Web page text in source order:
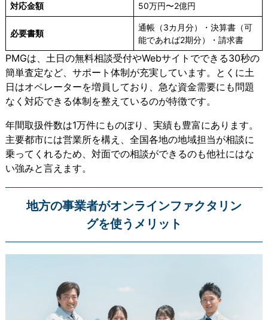
対応金額 50万円〜2億円
必要書類
通帳（3カ月分）・決算書（可
能であれば2期分）・請求書
PMGは、土日の無料相談受付やWebサイトでできる30秒の
簡単査定など、サポート体制が充実しています。とくに土
日はオペレーターを増員しており、急な資金需要にも問題
なく対応できる体制を整えているのが特徴です。
年間取扱件数は1万件にものぼり、実績も豊富にあります。
主要都市には営業所を構え、全国各地の地域担当が相談に
乗ってくれるため、対面での相談ができるのも他社にはな
い強みと言えます。
地方の事業者がオンラインファクタリン
グを使うメリット